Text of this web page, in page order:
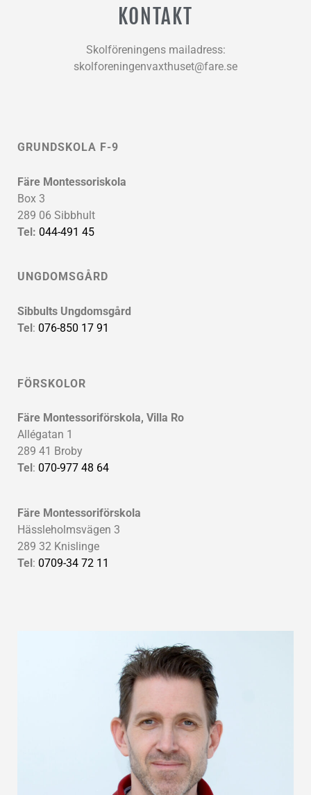
KONTAKT
Skolföreningens mailadress:
skolforeningenvaxthuset@fare.se
GRUNDSKOLA F-9
Färe Montessoriskola
Box 3
289 06 Sibbhult
Tel: 044-491 45
UNGDOMSGÅRD
Sibbults Ungdomsgård
Tel: 076-850 17 91
FÖRSKOLOR
Färe Montessoriförskola, Villa Ro
Allégatan 1
289 41 Broby
Tel: 070-977 48 64
Färe Montessoriförskola
Hässleholmsvägen 3
289 32 Knislinge
Tel: 0709-34 72 11